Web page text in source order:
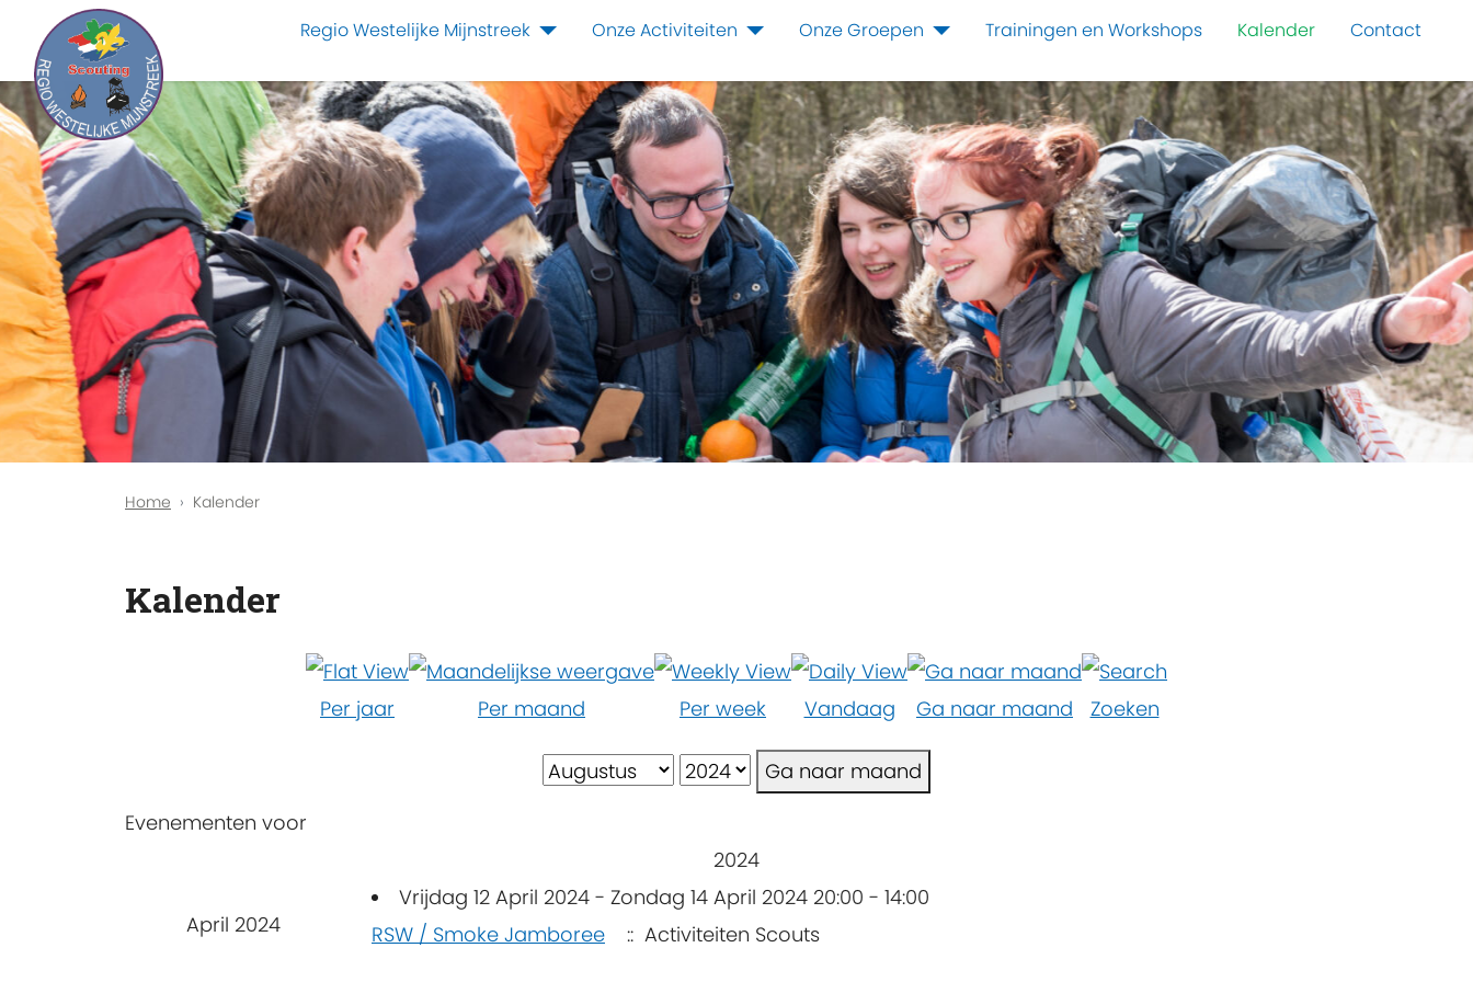
Regio Westelijke Mijnstreek Onze Activiteiten Onze Groepen Trainingen en Workshops Kalender Contact
Home Kalender
Kalender
Per jaar Per maand Per week Vandaag Ga naar maand Zoeken
Ga naar maand
Evenementen voor
2024
April 2024
Vrijdag 12 April 2024 - Zondag 14 April 2024 20:00 - 14:00
RSW / Smoke Jamboree
:: Activiteiten Scouts